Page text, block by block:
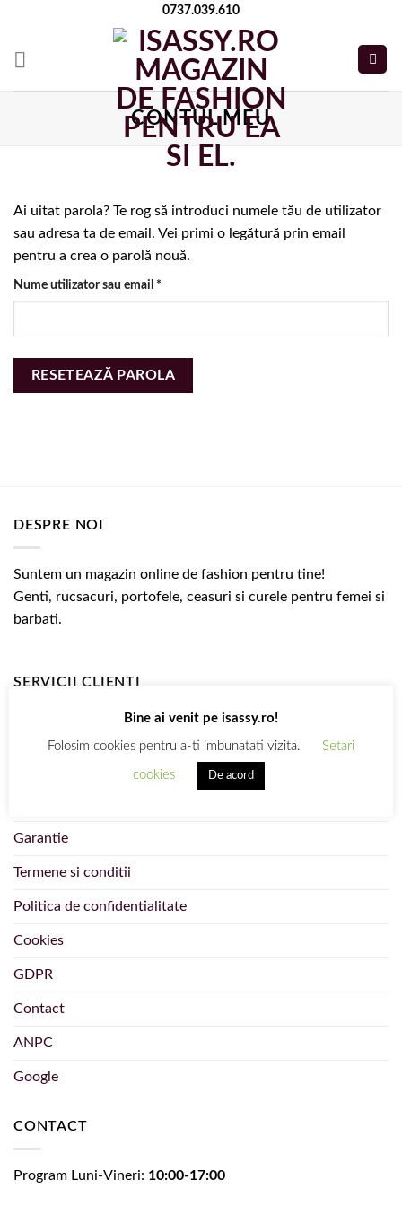
content
0737.039.610
CONTUL MEU
Ai uitat parola? Te rog să introduci numele tău de utilizator
sau adresa ta de email. Vei primi o legătură prin email
pentru a crea o parolă nouă.
Nume utilizator sau email *
RESETEAZĂ PAROLA
DESPRE NOI
Suntem un magazin online de fashion pentru tine!
Genti, rucsacuri, portofele, ceasuri si curele pentru femei si
barbati.
SERVICII CLIENTI
Garantie
Termene si conditii
Politica de confidentialitate
Cookies
GDPR
Contact
ANPC
Google
CONTACT
Program Luni-Vineri: 10:00-17:00
Bine ai venit pe isassy.ro!
Folosim cookies pentru a-ti imbunatati vizita. Setari
cookies De acord